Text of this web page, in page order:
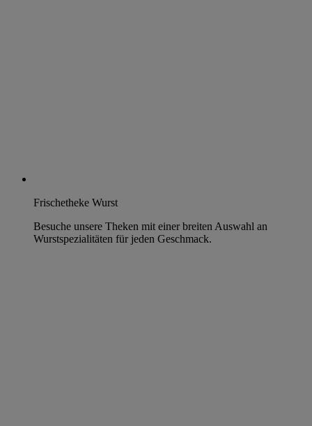
Frischetheke Wurst
Besuche unsere Theken mit einer breiten Auswahl an
Wurstspezialitäten für jeden Geschmack.